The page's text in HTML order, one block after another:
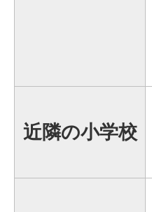
近隣の小学校